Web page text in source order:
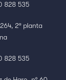
828 535
2ª planta
828 535